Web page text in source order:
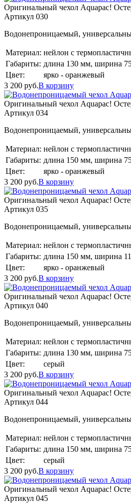
Оригинальный чехол Aquapac!
Артикул 030
Водонепроницаемый,
Материал: нейлон с
Габариты: длина 130 мм, ширина
Цвет:
ярко - оранжевый
3 200 руб.В корзину
Оригинальный чехол Aquapac!
Артикул 034
Водонепроницаемый,
Материал: нейлон с
Габариты: длина 150 мм, ширина
Цвет:
ярко - оранжевый
3 200 руб.В корзину
Оригинальный чехол Aquapac!
Артикул 035
Водонепроницаемый,
Материал: нейлон с
Габариты: длина 150 мм, ширина
Цвет:
ярко - оранжевый
3 200 руб.В корзину
Оригинальный чехол Aquapac!
Артикул 040
Водонепроницаемый,
Материал: нейлон с
Габариты: длина 130 мм, ширина
Цвет:
серый
3 200 руб.В корзину
Оригинальный чехол Aquapac!
Артикул 044
Водонепроницаемый,
Материал: нейлон с
Габариты: длина 150 мм, ширина
Цвет:
серый
3 200 руб.В корзину
Оригинальный чехол Aquapac!
Артикул 045